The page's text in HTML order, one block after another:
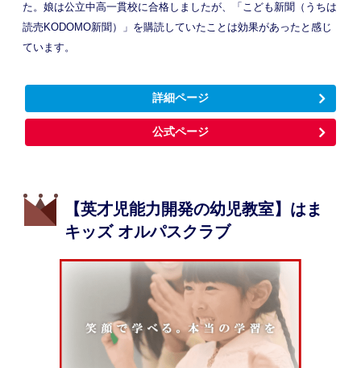
た。娘は公立中高一貫校に合格しましたが、「こども新聞（うちは
読売KODOMO新聞）」を購読していたことは効果があったと感じ
ています。
詳細ページ
公式ページ
【英才児能力開発の幼児教室】はま
キッズ オルパスクラブ